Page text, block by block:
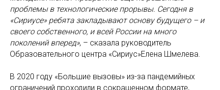
проблемы в технологические прорывы. Сегодня в
«Сириусе» ребята закладывают основу будущего – и
своего собственного, и всей России на много
поколений вперед», – сказала руководитель
Образовательного центра «Сириус»Елена Шмелева.
В 2020 году «Большие вызовы» из-за пандемийных
ограничений проходили в сокращенном формате,